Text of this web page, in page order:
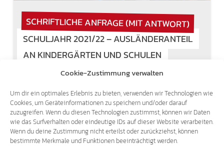
Cookie-Zustimmung verwalten
Um dir ein optimales Erlebnis zu bieten, verwenden wir Technologien wie
Cookies, um Geräteinformationen zu speichern und/oder darauf
zuzugreifen. Wenn du diesen Technologien zustimmst, können wir Daten
wie das Surfverhalten oder eindeutige IDs auf dieser Website verarbeiten.
Wenn du deine Zustimmung nicht erteilst oder zurückziehst, können
bestimmte Merkmale und Funktionen beeinträchtigt werden.
SCHRIFTLICHE ANFRAGE (MIT ANTWORT)
SCHULJAHR 2021/22 – AUSLÄNDERANTEIL
AN KINDERGÄRTEN UND SCHULEN
29. September 2021
Mit der zunehmenden Zuwanderung von
Ausländern nach Süd-Tirol steigt auch die
Zahl von ausländischen Kindern an unseren
Kindergärten und Schulen. Anfrage. Antwort.